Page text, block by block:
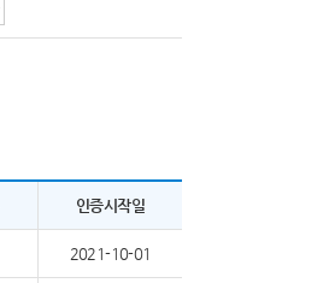
인증시작일
2021-10-01